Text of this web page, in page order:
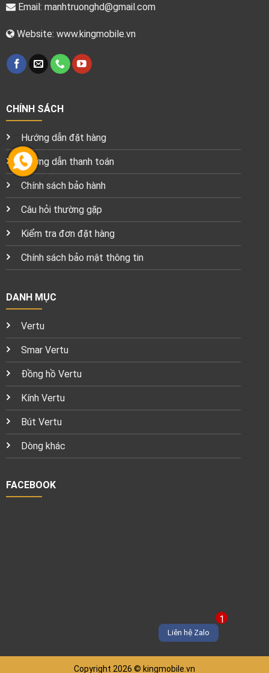
Email: manhtruonghd@gmail.com
Website: www.kingmobile.vn
CHÍNH SÁCH
Hướng dẫn đặt hàng
Hướng dẫn thanh toán
Chính sách bảo hành
Câu hỏi thường gặp
Kiểm tra đơn đặt hàng
Chính sách bảo mật thông tin
DANH MỤC
Vertu
Smar Vertu
Đồng hồ Vertu
Kính Vertu
Bút Vertu
Dòng khác
FACEBOOK
Copyright 2026 © kingmobile.vn
1
Liên hệ Zalo